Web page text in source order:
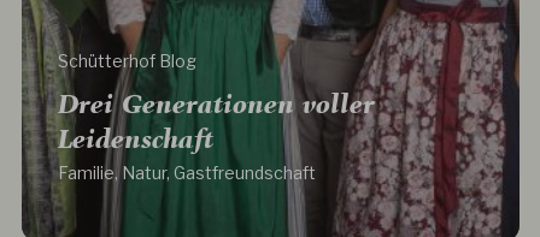
Drei Generationen voller
Leidenschaft
Familie, Natur, Gastfreundschaft
Schütterhof Blog